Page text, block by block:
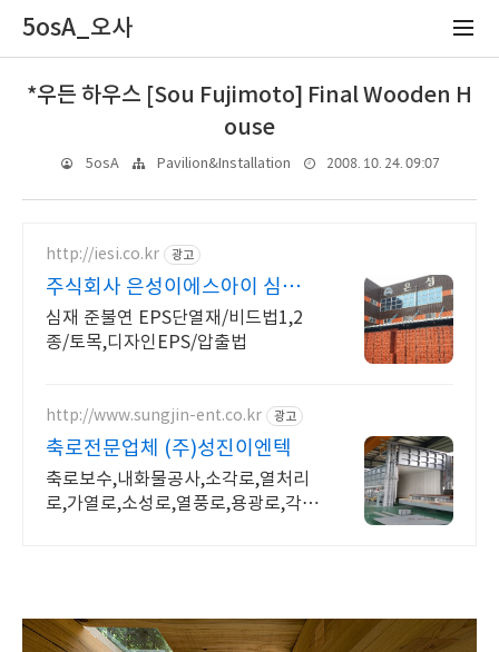
5osA_오사
*우든 하우스 [Sou Fujimoto] Final Wooden H
ouse
5osA Pavilion&Installation 2008. 10. 24. 09:07
http://iesi.co.kr 광고
주식회사 은성이에스아이 심재
준불연 EPS단열재
심재 준불연 EPS단열재/비드법1,2
종/토목,디자인EPS/압출법
http://www.sungjin-ent.co.kr 광고
축로전문업체 (주)성진이엔텍
축로보수,내화물공사,소각로,열처리
로,가열로,소성로,열풍로,용광로,각종